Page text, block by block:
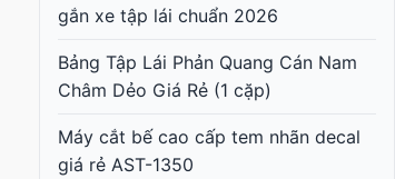
gắn xe tập lái chuẩn 2026
Bảng Tập Lái Phản Quang Cán Nam
Châm Dẻo Giá Rẻ (1 cặp)
Máy cắt bế cao cấp tem nhãn decal
giá rẻ AST-1350